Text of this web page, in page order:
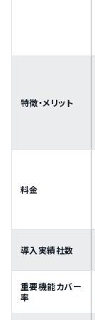
特徴・メリット
料金
導入実績社数
重要機能カバー
率